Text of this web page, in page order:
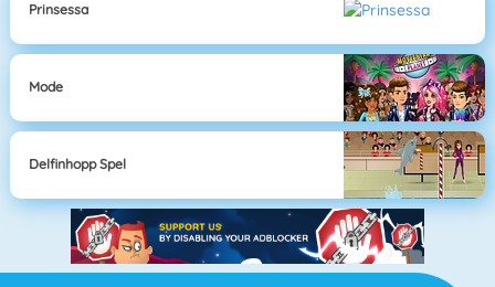
Prinsessa
Mode
Delfinhopp Spel